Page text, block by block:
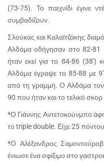
(73-75). Το παιχνίδι έγινε
συμβαδίζουν.
Σλούκας και Καλαϊτζάκης
Αλδάμα οδήγησαν στο 82-81
ήταν εκεί για το 84-86 (38′)
Αλδάμα έγραψε το 85-88 με
από τη γραμμή. Ο Αλδάμα
90 που ήταν και το τελικό
*Ο Γιάννης Αντετοκούνμπο
το triple double. Είχε 25
*Ο Αλέξανδρος
ένιωσε ένα σφίξιμο στο